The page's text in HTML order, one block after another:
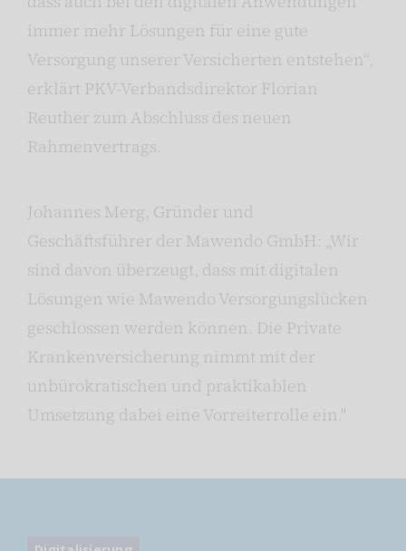
immer mehr Lösungen für eine gute
Versorgung unserer Versicherten entstehen“,
erklärt PKV-Verbandsdirektor Florian
Reuther zum Abschluss des neuen
Rahmenvertrags.
Johannes Merg, Gründer und
Geschäftsführer der Mawendo GmbH: „Wir
sind davon überzeugt, dass mit digitalen
Lösungen wie Mawendo Versorgungslücken
geschlossen werden können. Die Private
Krankenversicherung nimmt mit der
unbürokratischen und praktikablen
Umsetzung dabei eine Vorreiterrolle ein."